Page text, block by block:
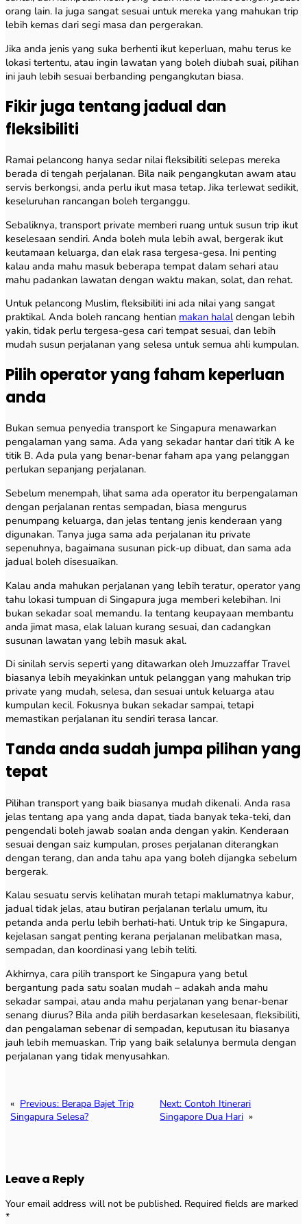
orang lain. Ia juga sangat sesuai untuk mereka yang mahukan trip
lebih kemas dari segi masa dan pergerakan.
Jika anda jenis yang suka berhenti ikut keperluan, mahu terus ke
lokasi tertentu, atau ingin lawatan yang boleh diubah suai, pilihan
ini jauh lebih sesuai berbanding pengangkutan biasa.
Fikir juga tentang jadual dan
fleksibiliti
Ramai pelancong hanya sedar nilai fleksibiliti selepas mereka
berada di tengah perjalanan. Bila naik pengangkutan awam atau
servis berkongsi, anda perlu ikut masa tetap. Jika terlewat sedikit,
keseluruhan rancangan boleh terganggu.
Sebaliknya, transport private memberi ruang untuk susun trip ikut
keselesaan sendiri. Anda boleh mula lebih awal, bergerak ikut
keutamaan keluarga, dan elak rasa tergesa-gesa. Ini penting
kalau anda mahu masuk beberapa tempat dalam sehari atau
mahu padankan lawatan dengan waktu makan, solat, dan rehat.
Untuk pelancong Muslim, fleksibiliti ini ada nilai yang sangat
praktikal. Anda boleh rancang hentian makan halaldengan lebih
yakin, tidak perlu tergesa-gesa cari tempat sesuai, dan lebih
mudah susun perjalanan yang selesa untuk semua ahli kumpulan.
Pilih operator yang faham keperluan
anda
Bukan semua penyedia transport ke Singapura menawarkan
pengalaman yang sama. Ada yang sekadar hantar dari titik A ke
titik B. Ada pula yang benar-benar faham apa yang pelanggan
perlukan sepanjang perjalanan.
Sebelum menempah, lihat sama ada operator itu berpengalaman
dengan perjalanan rentas sempadan, biasa mengurus
penumpang keluarga, dan jelas tentang jenis kenderaan yang
digunakan. Tanya juga sama ada perjalanan itu private
sepenuhnya, bagaimana susunan pick-up dibuat, dan sama ada
jadual boleh disesuaikan.
Kalau anda mahukan perjalanan yang lebih teratur, operator yang
tahu lokasi tumpuan di Singapura juga memberi kelebihan. Ini
bukan sekadar soal memandu. Ia tentang keupayaan membantu
anda jimat masa, elak laluan kurang sesuai, dan cadangkan
susunan lawatan yang lebih masuk akal.
Di sinilah servis seperti yang ditawarkan oleh Jmuzzaffar Travel
biasanya lebih meyakinkan untuk pelanggan yang mahukan trip
private yang mudah, selesa, dan sesuai untuk keluarga atau
kumpulan kecil. Fokusnya bukan sekadar sampai, tetapi
memastikan perjalanan itu sendiri terasa lancar.
Tanda anda sudah jumpa pilihan yang
tepat
Pilihan transport yang baik biasanya mudah dikenali. Anda rasa
jelas tentang apa yang anda dapat, tiada banyak teka-teki, dan
pengendali boleh jawab soalan anda dengan yakin. Kenderaan
sesuai dengan saiz kumpulan, proses perjalanan diterangkan
dengan terang, dan anda tahu apa yang boleh dijangka sebelum
bergerak.
Kalau sesuatu servis kelihatan murah tetapi maklumatnya kabur,
jadual tidak jelas, atau butiran perjalanan terlalu umum, itu
petanda anda perlu lebih berhati-hati. Untuk trip ke Singapura,
kejelasan sangat penting kerana perjalanan melibatkan masa,
sempadan, dan koordinasi yang lebih teliti.
Akhirnya, cara pilih transport ke Singapura yang betul
bergantung pada satu soalan mudah – adakah anda mahu
sekadar sampai, atau anda mahu perjalanan yang benar-benar
senang diurus? Bila anda pilih berdasarkan keselesaan, fleksibiliti,
dan pengalaman sebenar di sempadan, keputusan itu biasanya
jauh lebih memuaskan. Trip yang baik selalunya bermula dengan
perjalanan yang tidak menyusahkan.
« Previous: Berapa Bajet Trip
Singapura Selesa?
Next: Contoh Itinerari
Singapore Dua Hari »
Leave a Reply
Your email address will not be published. Required fields are marked
*